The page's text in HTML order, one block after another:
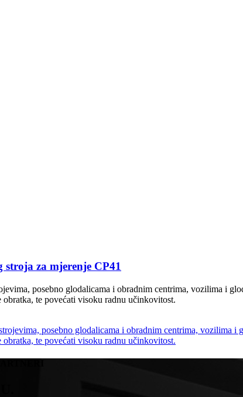
za mjerenje CP41
posebno glodalicama i obradnim centrima, vozilima i
te povećati visoku radnu učinkovitost.